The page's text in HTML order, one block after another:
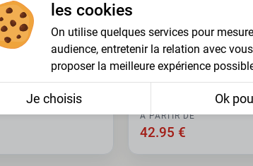
de 3XL à 8XL
D555 - DUKE
Packaway Pantalon
8XL
À PARTIR DE
42.95 €
les cookies
On utilise quelques services pour
audience, entretenir la relation avec
proposer la meilleure expérience
Je choisis Ok